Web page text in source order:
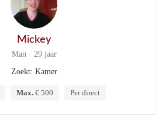
Mickey
Man · 29 jaar
Zoekt: Kamer
Max. € 500 Per direct